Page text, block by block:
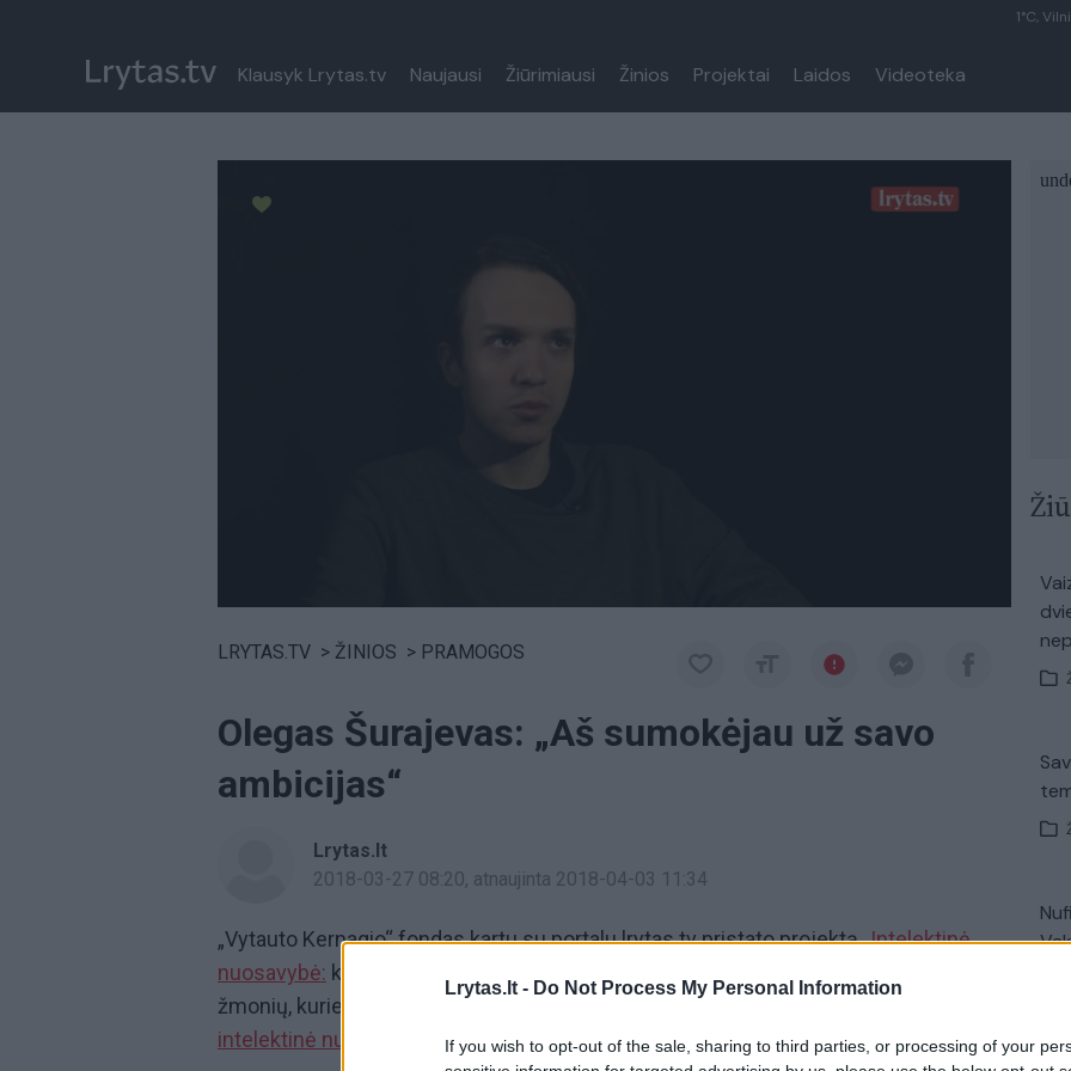
Lrytas.lt - Do Not Process My Personal Information
If you wish to opt-out of the sale, sharing to third parties, or processing of your
1°C,
Klausyk Lrytas.tv Naujausi Žiūrimiausi Žinios Projektai Laidos Videoteka
LRYTAS.TV > ŽINIOS > PRAMOGOS
Olegas Šurajevas: „Aš sumokėjau už savo
ambicijas“
Lrytas.lt
2018-03-27 08:20, atnaujinta 2018-04-03 11:34
„Vytauto Kernagio“ fondas kartu su portalu lrytas.tv pristato projektą„Intelektinė
nuosavybė: kodėl ji (ne)kainuoja?“, kuriame dalyvauja ir daugybė Lietuvos žymių
žmonių, kurie vaizdo siužetuose papasakojo, kas jiems yra kūryba ir, kodėl
intelektinė nuosavybė
yra svarbu.